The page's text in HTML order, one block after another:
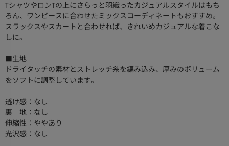
TシャツやロンTの上にさらっと羽織ったカジュアルスタイルはもち
ろん、ワンピースに合わせたミックスコーディネートもおすすめ。
スラックスやスカートと合わせれば、きれいめカジュアルな着こな
しに。
■生地
ドライタッチの素材とストレッチ糸を編み込み、厚みのボリューム
をソフトに調整しています。
透け感：なし
裏 地：なし
伸縮性：ややあり
光沢感：なし